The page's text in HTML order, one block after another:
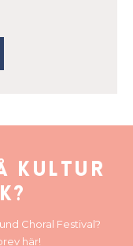
kultur
Choral Festival?
här!